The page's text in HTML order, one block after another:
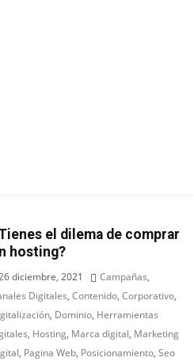
el dilema de comprar
hosting?
diciembre, 2021 Campañas,
Digitales,Contenido,Corporativo,
, Dominio, Herramientas
, Hosting, Marca digital, Marketing
, Pagina Web, Posicionamiento,Seo